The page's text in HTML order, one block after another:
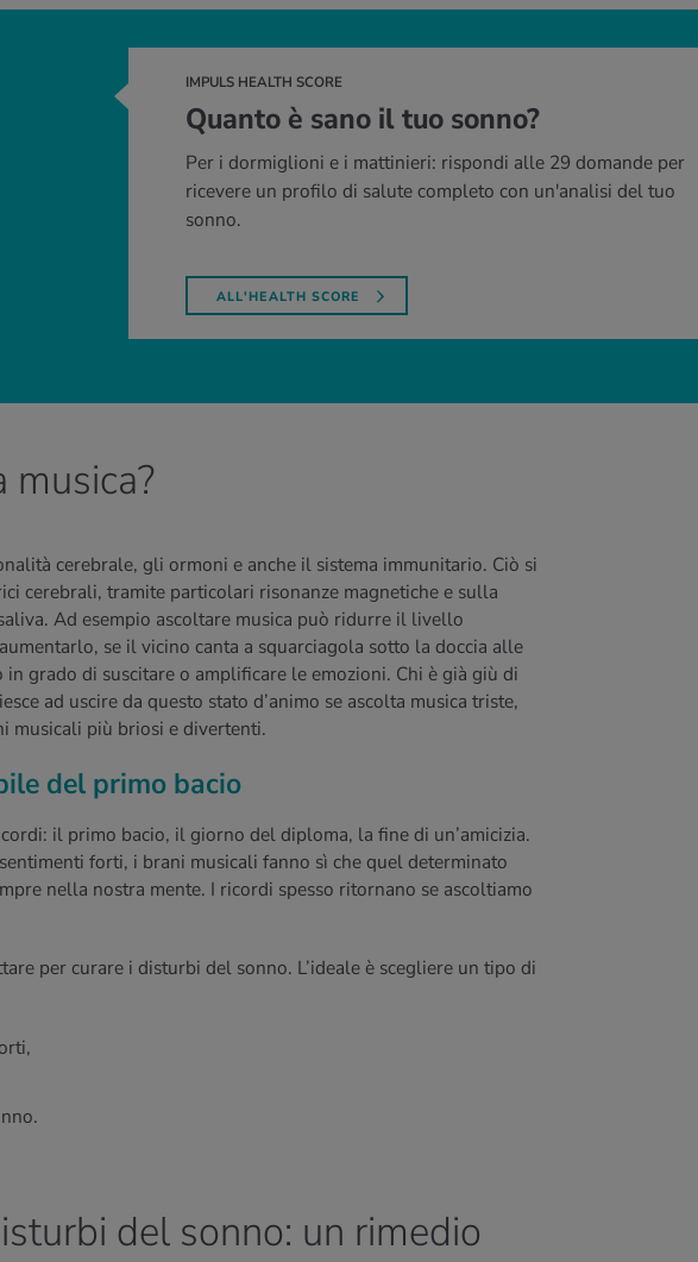
IMPULS HEALTH SCORE
Quanto è sano il tuo sonno?
Per i dormiglioni e i mattinieri: rispondi alle 29 domande per
ricevere un profilo di salute completo con un'analisi del tuo
sonno.
ALL'HEALTH SCORE
musica?
cerebrale, gli ormoni e anche il sistema immunitario. Ciò si
cerebrali, tramite particolari risonanze magnetiche e sulla
Ad esempio ascoltare musica può ridurre il livello
se il vicino canta a squarciagola sotto la doccia alle
grado di suscitare o amplificare le emozioni. Chi è già giù di
ad uscire da questo stato d’animo se ascolta musica triste,
musicali più briosi e divertenti.
del primo bacio
il primo bacio, il giorno del diploma, la fine di un’amicizia.
forti, i brani musicali fanno sì che quel determinato
nella nostra mente. I ricordi spesso ritornano se ascoltiamo
per curare i disturbi del sonno. L’ideale è scegliere un tipo di
del sonno: un rimedio